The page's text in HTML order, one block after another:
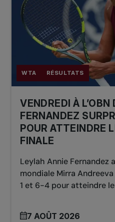
WTA RÉSULTATS
VENDREDI À L’OBN
FERNANDEZ
POUR ATTEINDRE
FINALE
Leylah Annie Fernandez
mondiale Mirra
1 et 6-4 pour atteindre
7 AOÛT 2026